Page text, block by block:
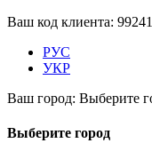
Ваш код клиента:
РУС
УКР
Ваш город: Выберите
Выберите город